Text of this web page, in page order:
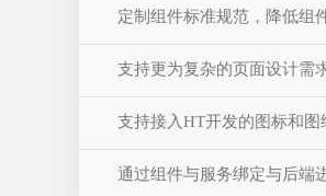
定制组件标准规范，降低组
支持更为复杂的页面设计需
支持接入HT开发的图标和
通过组件与服务绑定与后端